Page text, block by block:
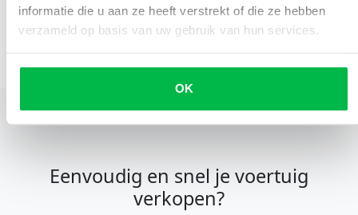
informatie die u aan ze heeft verstrekt of die ze hebben
verzameld op basis van uw gebruik van hun services.
OK
Eenvoudig en snel je voertuig
verkopen?